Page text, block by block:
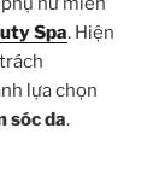
Spa. Hiện
lựa chọn
sóc da.